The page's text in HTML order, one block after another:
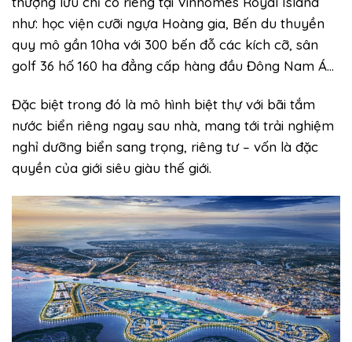
như: học viện cưỡi ngựa Hoàng gia, Bến du thuyền
quy mô gần 10ha với 300 bến đỗ các kích cỡ, sân
golf 36 hố 160 ha đẳng cấp hàng đầu Đông Nam Á…
Đặc biệt trong đó là mô hình biệt thự với bãi tắm
nước biển riêng ngay sau nhà, mang tới trải nghiệm
nghỉ dưỡng biển sang trọng, riêng tư – vốn là đặc
quyền của giới siêu giàu thế giới.